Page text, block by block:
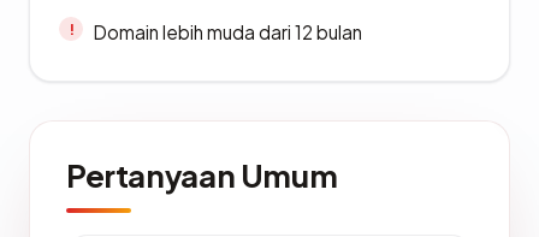
Domain lebih muda dari 12 bulan
Pertanyaan Umum